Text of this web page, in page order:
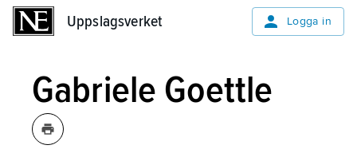
Uppslagsverket Logga in
Gabriele Goettle